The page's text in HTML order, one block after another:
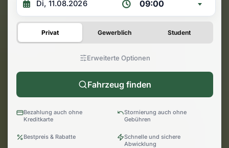
09:00
Privat Gewerblich Student
Erweiterte Optionen
Fahrzeug finden
Bezahlung auch ohne
Kreditkarte
Stornierung auch ohne
Gebühren
Bestpreis & Rabatte
Schnelle und sichere
Abwicklung